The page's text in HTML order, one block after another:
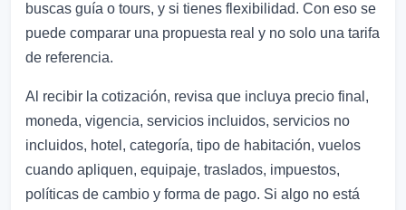
buscas guía o tours, y si tienes flexibilidad. Con eso se
puede comparar una propuesta real y no solo una tarifa
de referencia.
Al recibir la cotización, revisa que incluya precio final,
moneda, vigencia, servicios incluidos, servicios no
incluidos, hotel, categoría, tipo de habitación, vuelos
cuando apliquen, equipaje, traslados, impuestos,
políticas de cambio y forma de pago. Si algo no está